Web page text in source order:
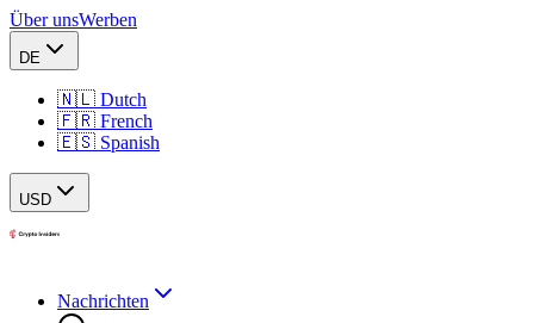
Über unsWerben
DE
🇳🇱 Dutch
🇫🇷 French
🇪🇸 Spanish
USD
Nachrichten